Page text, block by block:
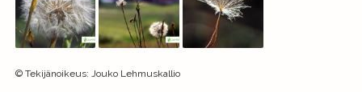
© Tekijänoikeus: Jouko Lehmuskallio